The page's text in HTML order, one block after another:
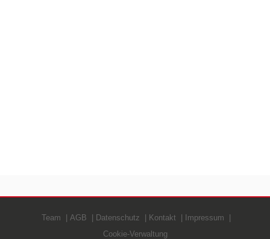
Team AGB Datenschutz Kontakt
Impressum
Cookie-Verwaltung